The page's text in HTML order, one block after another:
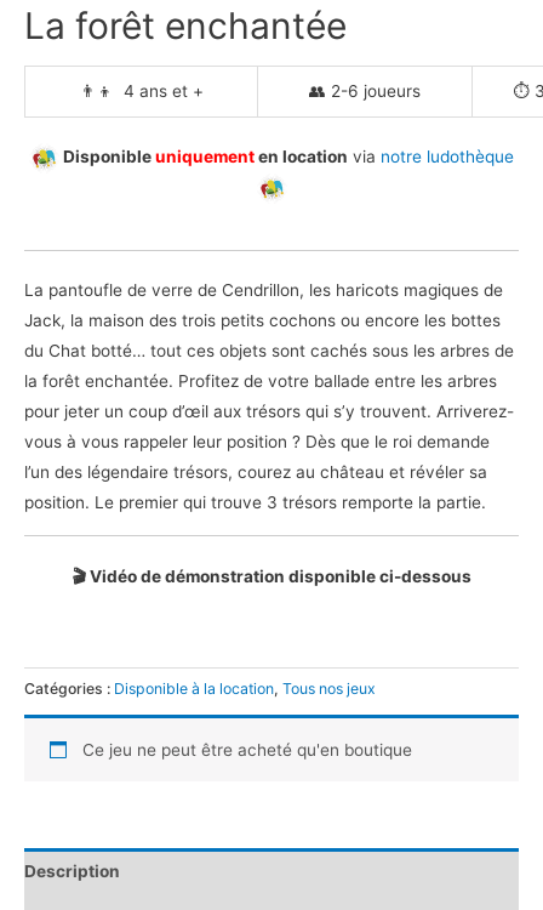
La forêt enchantée
👨‍👦 4 ans et + 👥 2-6 joueurs ⏱️
Disponibleuniquementen location via notre ludothèque
La pantoufle de verre de Cendrillon, les haricots magiques de
Jack, la maison des trois petits cochons ou encore les bottes
du Chat botté… tout ces objets sont cachés sous les arbres de
la forêt enchantée. Profitez de votre ballade entre les arbres
pour jeter un coup d’œil aux trésors qui s’y trouvent. Arriverez-
vous à vous rappeler leur position ? Dès que le roi demande
l’un des légendaire trésors, courez au château et révéler sa
position. Le premier qui trouve 3 trésors remporte la partie.
🎬 Vidéo de démonstration disponible ci-dessous
Catégories : Disponible à la location, Tous nos jeux
Ce jeu ne peut être acheté qu'en boutique
Description